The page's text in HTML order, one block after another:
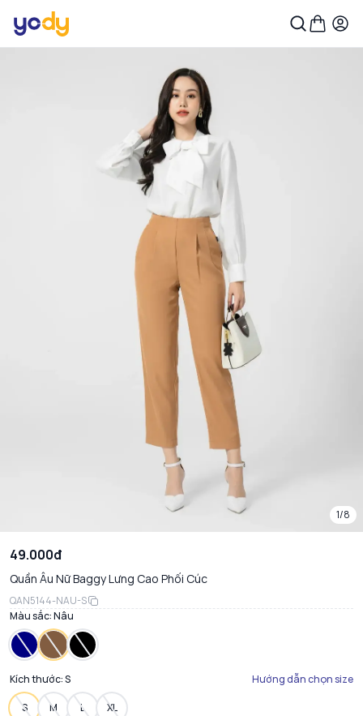
1/8
49.000đ
Quần Âu Nữ Baggy Lưng Cao Phối Cúc
QAN5144-NAU-S
Màu sắc:Nâu
Kích thước:S Hướng dẫn chọn size
S M L XL